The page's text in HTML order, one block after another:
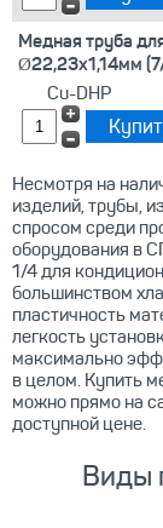
Медная труба
Ø22,23х1,14мм
Cu-DHP
Несмотря на
изделий, трубы,
спросом среди
оборудования в
1/4 для
большинством
пластичность
легкость
максимально
в целом. Купить
можно прямо на
доступной цене.
Виды